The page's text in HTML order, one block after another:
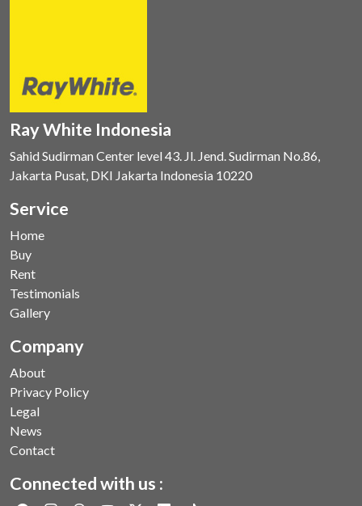
Ray White Indonesia
Sahid Sudirman Center level 43. Jl. Jend. Sudirman No.86,
Jakarta Pusat, DKI Jakarta Indonesia 10220
Service
Home
Buy
Rent
Testimonials
Gallery
Company
About
Privacy Policy
Legal
News
Contact
Connected with us :